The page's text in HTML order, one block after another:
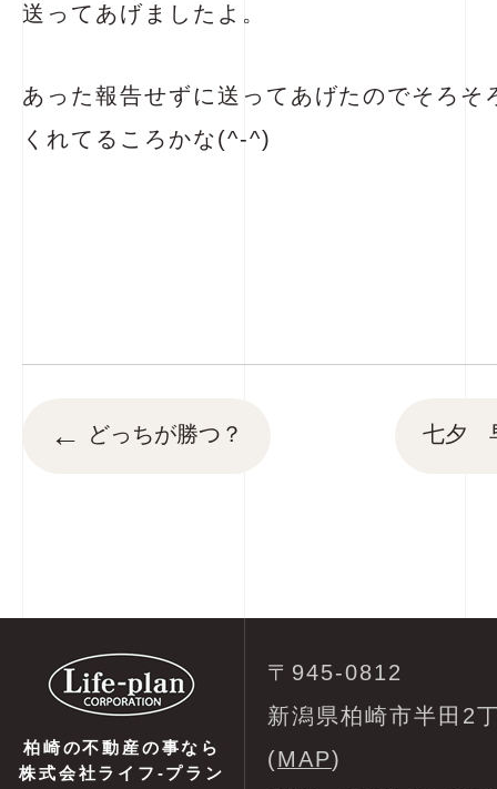
送ってあげましたよ。
あった報告せずに送ってあげたのでそろそ
くれてるころかな(^-^)
← どっちが勝つ？ 七夕
柏崎の不動産の事なら
株式会社ライフ-プラン
〒945-0812
新潟県柏崎市半田2
(MAP)